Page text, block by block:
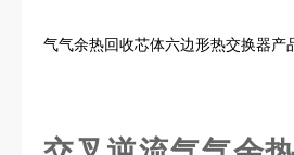
气气余热回收芯体六边形热交换器产